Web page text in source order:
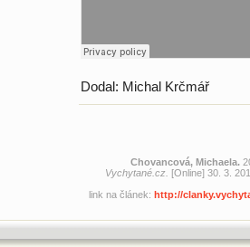
Dodal: Michal Krčmář
Chovancová, Michaela.
Vychytané.cz. [Online] 30. 3.
link na článek: http://